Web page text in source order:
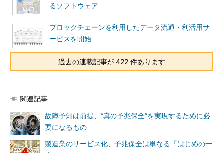
るソフトウェア
ブロックチェーンを利用したデータ流通・利活用サ
ービスを開始
過去の連載記事が 422 件あります
関連記事
故障予知は前提、“真の予兆保全”を実現するために必
要になるもの
製造業のサービス化、予兆保全は単なる「はじめの一